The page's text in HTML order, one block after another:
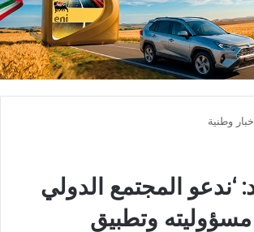
وطنية
المجتمع الدولي
وتطبيق